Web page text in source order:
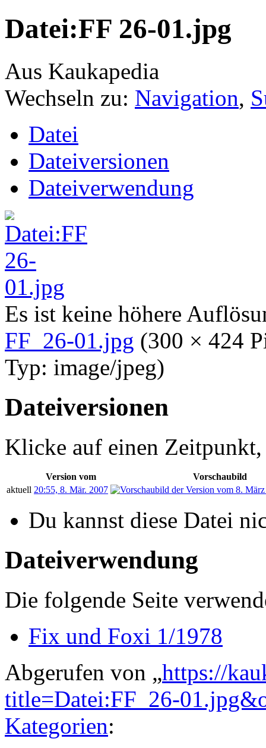
Datei:FF 26-01.jpg
Aus Kaukapedia
Wechseln zu: Navigation,
Datei
Dateiversionen
Dateiverwendung
Es ist keine höhere
FF_26-01.jpg (300 × 424
Typ: image/jpeg)
Dateiversionen
Klicke auf einen Zeitpunkt,
Version vom
Vorschaubild
aktuell 20:55, 8. Mär. 2007
Du kannst diese Datei
Dateiverwendung
Die folgende Seite
Fix und Foxi 1/1978
Abgerufen von „https://
title=Datei:FF_26-
Kategorien: